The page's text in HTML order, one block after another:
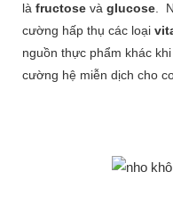
là fructose và glucose .
cường hấp thụ các loại
nguồn thực phẩm khác
cường hệ miễn dịch cho